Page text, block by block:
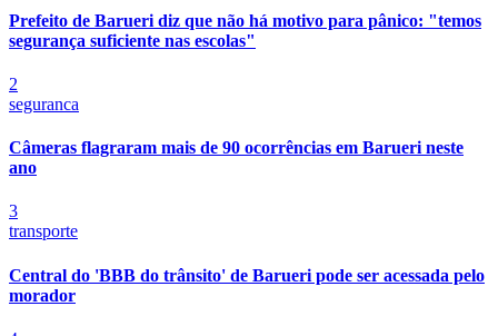
Prefeito de Barueri diz que não há motivo para pânico: "temos
segurança suficiente nas escolas"
2
seguranca
Câmeras flagraram mais de 90 ocorrências em Barueri neste
ano
3
transporte
Central do 'BBB do trânsito' de Barueri pode ser acessada pelo
morador